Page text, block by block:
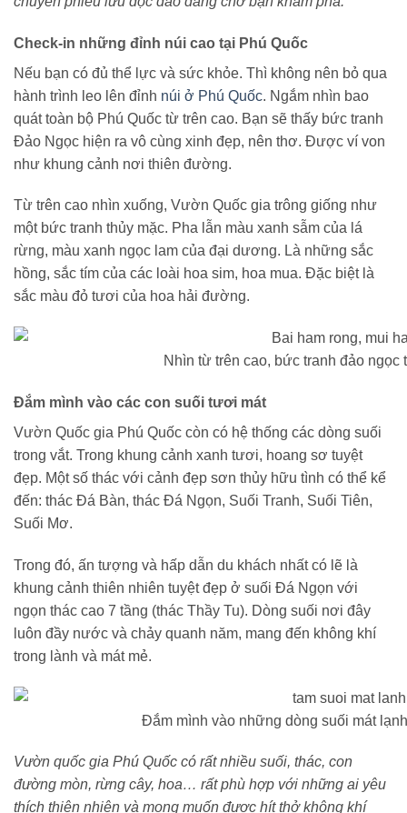
Check-in những đỉnh núi cao tại Phú Quốc
Nếu bạn có đủ thể lực và sức khỏe. Thì không nên bỏ qua
hành trình leo lên đỉnh núi ở Phú Quốc. Ngắm nhìn bao
quát toàn bộ Phú Quốc từ trên cao. Bạn sẽ thấy bức tranh
Đảo Ngọc hiện ra vô cùng xinh đẹp, nên thơ. Được ví von
như khung cảnh nơi thiên đường.
Từ trên cao nhìn xuống, Vườn Quốc gia trông giống như
một bức tranh thủy mặc. Pha lẫn màu xanh sẫm của lá
rừng, màu xanh ngọc lam của đại dương. Là những sắc
hồng, sắc tím của các loài hoa sim, hoa mua. Đặc biệt là
sắc màu đỏ tươi của hoa hải đường.
Nhìn từ trên cao, bức tranh đảo
Đắm mình vào các con suối tươi mát
Vườn Quốc gia Phú Quốc còn có hệ thống các dòng suối
trong vắt. Trong khung cảnh xanh tươi, hoang sơ tuyệt
đẹp. Một số thác với cảnh đẹp sơn thủy hữu tình có thể kể
đến: thác Đá Bàn, thác Đá Ngọn, Suối Tranh, Suối Tiên,
Suối Mơ.
Trong đó, ấn tượng và hấp dẫn du khách nhất có lẽ là
khung cảnh thiên nhiên tuyệt đẹp ở suối Đá Ngọn với
ngọn thác cao 7 tầng (thác Thầy Tu). Dòng suối nơi đây
luôn đầy nước và chảy quanh năm, mang đến không khí
trong lành và mát mẻ.
Đắm mình vào những dòng suối mát
Vườn quốc gia Phú Quốc có rất nhiều suối, thác, con
đường mòn, rừng cây, hoa… rất phù hợp với những ai yêu
thích thiên nhiên và mong muốn được hít thở không khí